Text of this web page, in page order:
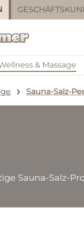
springen
& Massage
Sauna-Salz-
Sauna-Salz-